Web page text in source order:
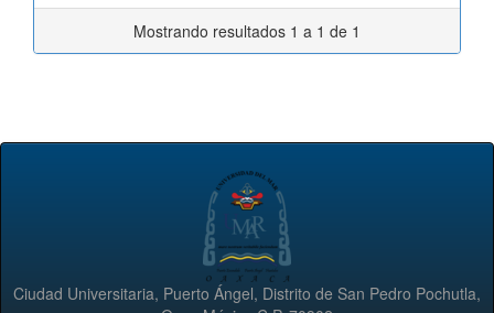
Mostrando resultados 1 a 1 de 1
Ciudad Universitaria, Puerto Ángel, Distrito de San Pedro Pochutla,